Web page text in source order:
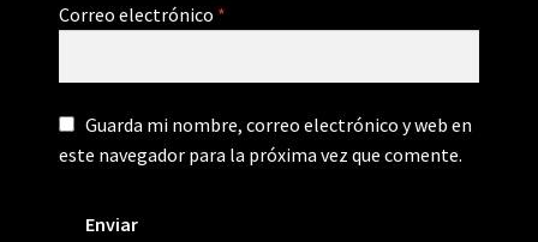
Correo electrónico *
Guarda mi nombre, correo electrónico y web en
este navegador para la próxima vez que comente.